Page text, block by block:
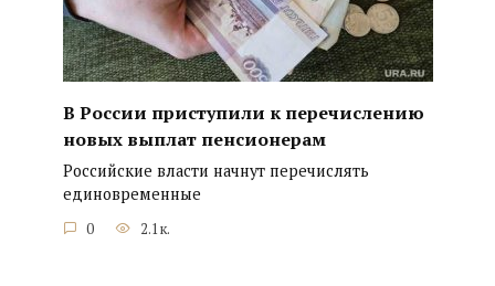
В России приступили к перечислению
новых выплат пенсионерам
Российские власти начнут перечислять
единовременные
0 2.1к.